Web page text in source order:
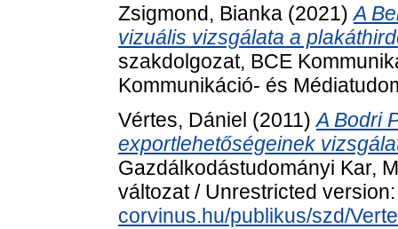
Zsigmond, Bianka (2021)A
vizuális vizsgálata a
szakdolgozat, BCE
Kommunikáció- és
Vértes, Dániel (2011)A Bodri
exportlehetőségeinek
Gazdálkodástudományi Kar,
változat / Unrestricted
corvinus.hu/publikus/szd/